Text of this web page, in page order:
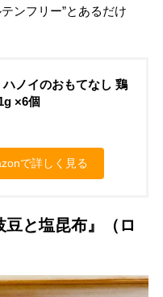
ンフリー”とあるだけ
ノイのおもてなし 鶏
×6個
で詳しく見る
と塩昆布』（ロ